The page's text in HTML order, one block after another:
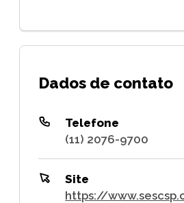
Dados de contato
Telefone
(11) 2076-9700
Site
https://